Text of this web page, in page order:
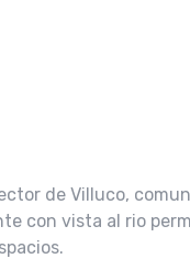
de Villuco,
con vista al rio